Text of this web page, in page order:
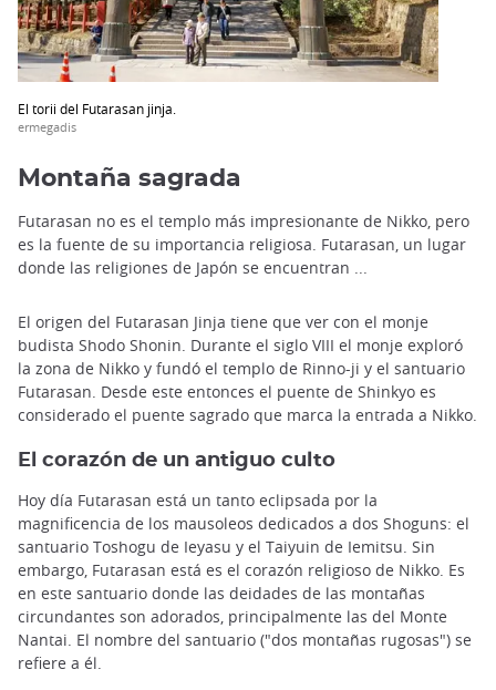
El torii del Futarasan jinja.
ermegadis
Montaña sagrada
Futarasan no es el templo más impresionante de Nikko, pero
es la fuente de su importancia religiosa. Futarasan, un lugar
donde las religiones de Japón se encuentran ...
El origen del Futarasan Jinja tiene que ver con el monje
budista Shodo Shonin. Durante el siglo VIII el monje exploró
la zona de Nikko y fundó el templo de Rinno-ji y el santuario
Futarasan. Desde este entonces el puente de Shinkyo es
considerado el puente sagrado que marca la entrada a Nikko.
El corazón de un antiguo culto
Hoy día Futarasan está un tanto eclipsada por la
magnificencia de los mausoleos dedicados a dos Shoguns: el
santuario Toshogu de Ieyasu y el Taiyuin de Iemitsu. Sin
embargo, Futarasan está es el corazón religioso de Nikko. Es
en este santuario donde las deidades de las montañas
circundantes son adorados, principalmente las del Monte
Nantai. El nombre del santuario ("dos montañas rugosas") se
refiere a él.